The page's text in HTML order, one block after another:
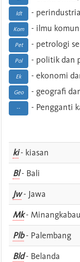
Idt -
Kom - ilmu
Pet - petrologi
Pol - politik dan
Ek - ekonomi
Geo - geografi
-- - Pengganti
ki- kiasan
Bl- Bali
Jw- Jawa
Mk- Minangkabau
Plb- Palembang
Bld- Belanda